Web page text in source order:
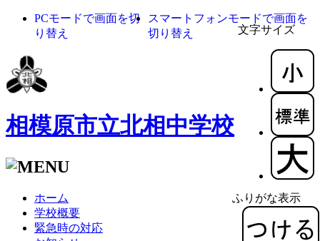
文字サイズ
ふりがな表示
PCモードで画面を切
り替え
スマートフォンモードで画面を
切り替え
相模原市立北相中学校
ホーム
学校概要
緊急時の対応